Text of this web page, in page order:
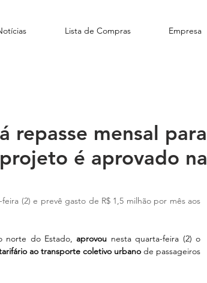
Lista de Compras Empresa
repasse mensal para
é aprovado na
(2) e prevê gasto de R$ 1,5 milhão por mês aos
norte do Estado, aprovou nesta quarta-feira (2) o
ao transporte coletivo urbano de passageiros